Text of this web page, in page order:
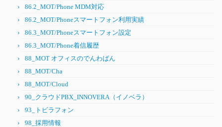
86.2_MOT/Phone MDM対応
86.2_MOT/Phoneスマートフォン利用実績
86.3_MOT/Phoneスマートフォン設定
86.3_MOT/Phone着信履歴
88_MOT オフィスのでんわばん
88_MOT/Cha
88_MOT/Cloud
90_クラウドPBX_INNOVERA（イノベラ）
93_トビラフォン
98_採用情報